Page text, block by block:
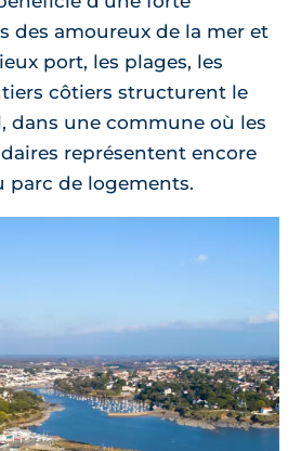
des amoureux de la mer et
port, les plages, les
côtiers structurent le
dans une commune où les
représentent encore
parc de logements.